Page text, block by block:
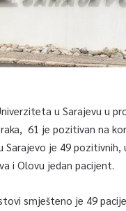
u Sarajevu u
61 je pozitivan na
je 49 pozitivnih,
i Olovu jedan pacijent.
smješteno je 49